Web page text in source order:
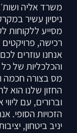
משרד אליה
ניסיון עשיר
מסייע ללקוחות
רכישה, פרויקטים
אנחנו עוזרים
והכלכליות של
מס בצורה חכמה
החזון שלנו הוא
וברורים, עם
הזכויות הסופי.
יניב ביטחון,